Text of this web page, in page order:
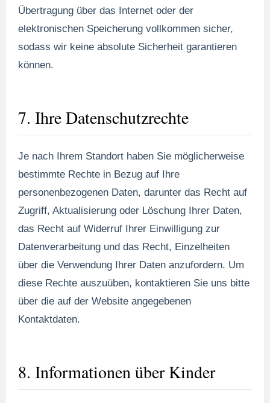
Übertragung über das Internet oder der
elektronischen Speicherung vollkommen sicher,
sodass wir keine absolute Sicherheit garantieren
können.
7. Ihre Datenschutzrechte
Je nach Ihrem Standort haben Sie möglicherweise
bestimmte Rechte in Bezug auf Ihre
personenbezogenen Daten, darunter das Recht auf
Zugriff, Aktualisierung oder Löschung Ihrer Daten,
das Recht auf Widerruf Ihrer Einwilligung zur
Datenverarbeitung und das Recht, Einzelheiten
über die Verwendung Ihrer Daten anzufordern. Um
diese Rechte auszuüben, kontaktieren Sie uns bitte
über die auf der Website angegebenen
Kontaktdaten.
8. Informationen über Kinder